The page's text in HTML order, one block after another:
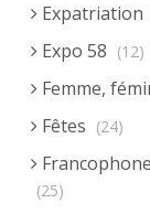
Expatriation
Expo 58 (12)
Femme,
Fêtes (24)
(25)